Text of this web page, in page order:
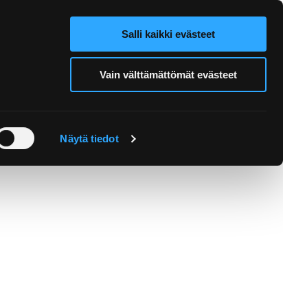
Näytä tiedot
Salli kaikki evästeet
Vain välttämättömät evästeet
Search from site